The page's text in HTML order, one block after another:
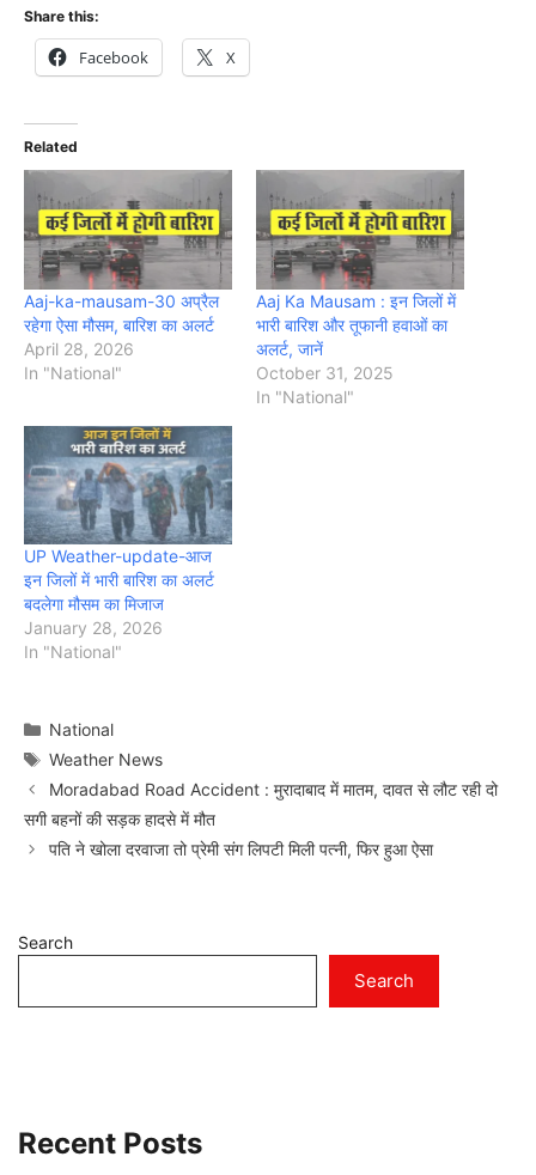
Share this:
Facebook X
Related
Aaj-ka-mausam-30 अप्रैल
रहेगा ऐसा मौसम, बारिश का अलर्ट
April 28, 2026
In "National"
Aaj Ka Mausam : इन जिलों में
भारी बारिश और तूफानी हवाओं का
अलर्ट, जानें
October 31, 2025
In "National"
UP Weather-update-आज
इन जिलों में भारी बारिश का अलर्ट
बदलेगा मौसम का मिजाज
January 28, 2026
In "National"
Categories
National
Tags
Weather News
Moradabad Road Accident : मुरादाबाद में मातम, दावत से लौट रही दो
सगी बहनों की सड़क हादसे में मौत
पति ने खोला दरवाजा तो प्रेमी संग लिपटी मिली पत्नी, फिर हुआ ऐसा
Search
Search
Recent Posts